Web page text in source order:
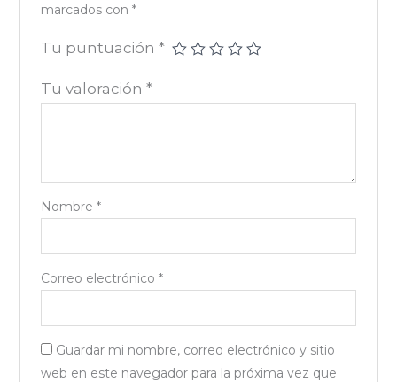
marcados con *
Tu puntuación *
Tu valoración *
Nombre *
Correo electrónico *
Guardar mi nombre, correo electrónico y sitio
web en este navegador para la próxima vez que